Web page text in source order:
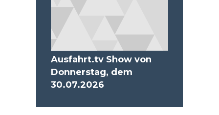
Ausfahrt.tv Show von
Donnerstag, dem
30.07.2026